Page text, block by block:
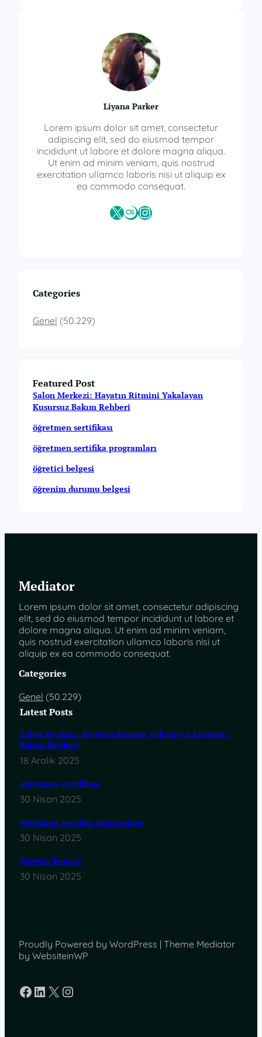
Liyana Parker
Lorem ipsum dolor sit amet, consectetur
adipiscing elit, sed do eiusmod tempor
incididunt ut labore et dolore magna aliqua.
Ut enim ad minim veniam, quis nostrud
exercitation ullamco laboris nisi ut aliquip ex
ea commodo consequat.
X Last.fmInstagram
Categories
Genel (50.229)
Featured Post
Salon Merkezi: Hayatın Ritmini Yakalayan
Kusursuz Bakım Rehberi
öğretmen sertifikası
öğretmen sertifika programları
öğretici belgesi
öğrenim durumu belgesi
Mediator
Lorem ipsum dolor sit amet, consectetur adipiscing
elit, sed do eiusmod tempor incididunt ut labore et
dolore magna aliqua. Ut enim ad minim veniam,
quis nostrud exercitation ullamco laboris nisi ut
aliquip ex ea commodo consequat.
Categories
Genel (50.229)
Latest Posts
Salon Merkezi: Hayatın Ritmini Yakalayan Kusursuz
Bakım Rehberi
18 Aralık 2025
öğretmen sertifikası
30 Nisan 2025
öğretmen sertifika programları
30 Nisan 2025
öğretici belgesi
30 Nisan 2025
Proudly Powered by WordPress | Theme Mediator
by WebsiteinWP
Facebook
LinkedIn
X Instagram